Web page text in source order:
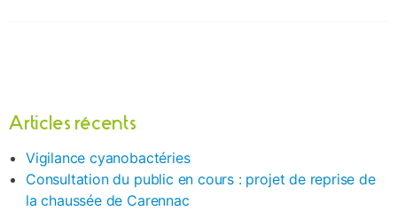
Articles récents
Vigilance cyanobactéries
Consultation du public en cours : projet de reprise de
la chaussée de Carennac